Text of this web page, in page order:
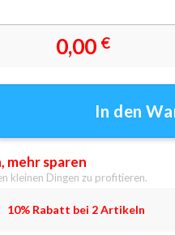
0,00 €
Leinwandbilder -
In den
mehr sparen
kleinen Dingen zu profitieren.
10% Rabatt bei 2 Artikeln